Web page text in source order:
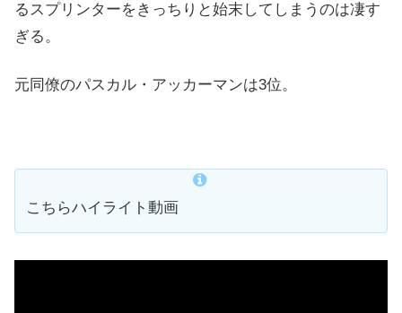
るスプリンターをきっちりと始末してしまうのは凄す
ぎる。
元同僚のパスカル・アッカーマンは3位。
こちらハイライト動画